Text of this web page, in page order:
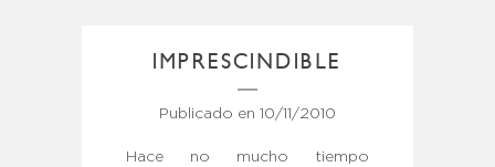
IMPRESCINDIBLE
Publicado en 10/11/2010
Hace no mucho tiempo